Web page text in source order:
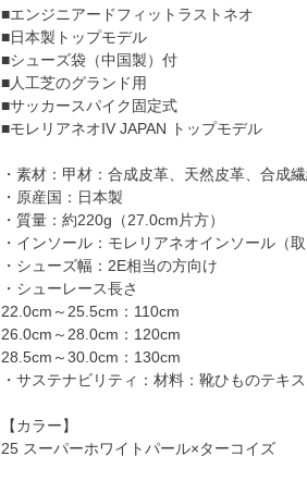
■エンジニアードフィットラストネオ
■日本製トップモデル
■シューズ袋（中国製）付
■人工芝のグランド用
■サッカースパイク固定式
■モレリアネオIV JAPAN トップモデル
・素材：甲材：合成皮革、天然皮革、合成
・原産国：日本製
・質量：約220g（27.0cm片方）
・インソール：モレリアネオインソール（取
・シューズ幅：2E相当の方向け
・シューレース長さ
22.0cm～25.5cm：110cm
26.0cm～28.0cm：120cm
28.5cm～30.0cm：130cm
・サステナビリティ：材料：靴ひものテキ
【カラー】
25 スーパーホワイトパール×ターコイズ